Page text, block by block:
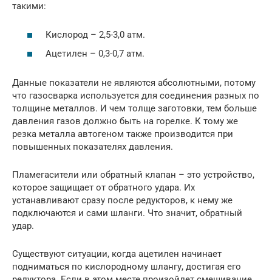
такими:
Кислород – 2,5-3,0 атм.
Ацетилен – 0,3-0,7 атм.
Данные показатели не являются абсолютными, потому
что газосварка используется для соединения разных по
толщине металлов. И чем толще заготовки, тем больше
давления газов должно быть на горелке. К тому же
резка металла автогеном также производится при
повышенных показателях давления.
Пламегасители или обратный клапан – это устройство,
которое защищает от обратного удара. Их
устанавливают сразу после редукторов, к нему же
подключаются и сами шланги. Что значит, обратный
удар.
Существуют ситуации, когда ацетилен начинает
подниматься по кислородному шлангу, достигая его